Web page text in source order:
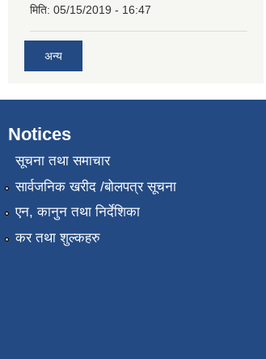
मिति: 05/15/2019 - 16:47
अन्य
Notices
सूचना तथा समाचार
सार्वजनिक खरीद /बोलपत्र सूचना
एन, कानुन तथा निर्देशिका
कर तथा शुल्कहरु